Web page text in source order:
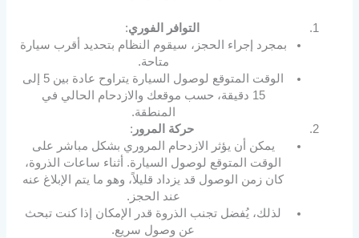
التوافر الفوري:
بمجرد إجراء الحجز، سيقوم النظام بتحديد أقرب سيارة
متاحة.
الوقت المتوقع لوصول السيارة يتراوح عادة بين 5 إلى
15 دقيقة، حسب موقعك والازدحام الحالي في
المنطقة.
حركة المرور :
يمكن أن يؤثر الازدحام المروري بشكل مباشر على
الوقت المتوقع لوصول السيارة. أثناء ساعات الذروة،
كان زمن الوصول قد يزداد قليلاً، وهو ما يتم الإبلاغ عنه
عند الحجز.
لذلك، يُفضل تجنب الذروة قدر الإمكان إذا كنت تبحث
عن وصول سريع.